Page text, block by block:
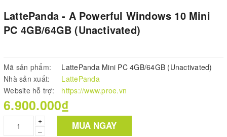
LattePanda - A Powerful Windows 10 Mini
PC 4GB/64GB (Unactivated)
Mã sản phẩm:
LattePanda Mini PC 4GB/64GB (Unactivated)
Nhà sản xuất:
LattePanda
Website hỗ trợ:
https://www.proe.vn
6.900.000₫
+
–
MUA NGAY